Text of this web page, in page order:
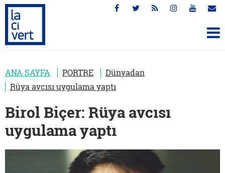
ANA SAYFA PORTRE
Dünyadan
Rüya avcısı uygulama yaptı
Birol Biçer: Rüya avcısı
uygulama yaptı